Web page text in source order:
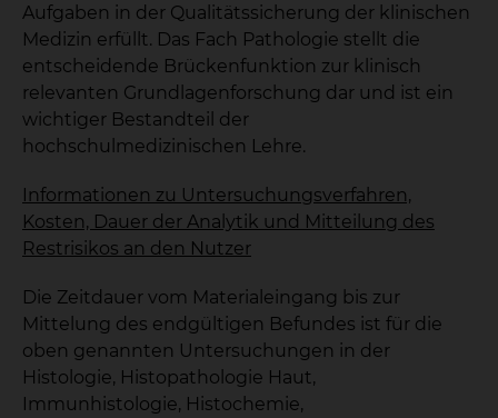
Aufgaben in der Qualitätssicherung der klinischen
Medizin erfüllt. Das Fach Pathologie stellt die
entscheidende Brückenfunktion zur klinisch
relevanten Grundlagenforschung dar und ist ein
wichtiger Bestandteil der
hochschulmedizinischen Lehre.
Informationen zu Untersuchungsverfahren,
Kosten, Dauer der Analytik und Mitteilung des
Restrisikos an den Nutzer
Die Zeitdauer vom Materialeingang bis zur
Mittelung des endgültigen Befundes ist für die
oben genannten Untersuchungen in der
Histologie, Histopathologie Haut,
Immunhistologie, Histochemie,